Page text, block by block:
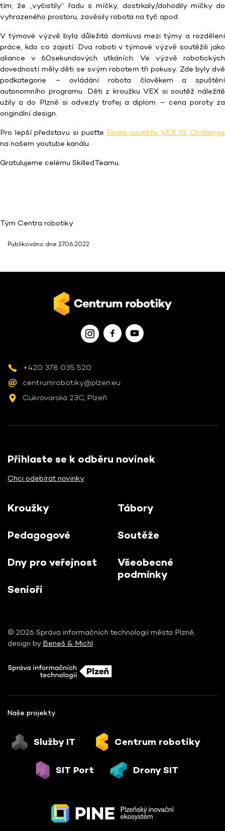
tím, že „vyčistily“ řadu s míčky, dostrkaly/dohodily míčky do
vyhrazeného prostoru, zavěsily robota na tyč apod.
V týmové výzvě byla důležitá domluva mezi týmy a rozdělení
práce, kdo co zajistí. Dva roboti v týmové výzvě soutěžili jako
aliance v 60sekundových utkáních. Ve výzvě robotických
dovedností měly děti se svým robotem tři pokusy. Zde byly dvě
podkategorie – ovládání robota člověkem a spuštění
autonomního programu. Děti z kroužku VEX si soutěž náležitě
užily a do Plzně si odvezly trofej a diplom – cena poroty za
originální design.
Pro lepší představu si pusťte Finále soutěže VEX IQ Challenge
na našem youtube kanálu.
Gratulujeme celému SkilledTeamu.
Tým Centra robotiky
Publikováno dne 27.06.2022
+420 378 035 520
centrumrobotiky@plzen.eu
Cukrovarská 23C, Plzeň
Přihlaste se k odběru novinek
Chci odebírat novinky
Kroužky
Pedagogové
Dny pro veřejnost
Senioři
Tábory
Soutěže
Všeobecné
podmínky
© 2026 Správa informačních technologií města Plzně,
design by Beneš & Michl
Naše projekty
Služby IT Centrum robotiky
SIT Port Drony SIT